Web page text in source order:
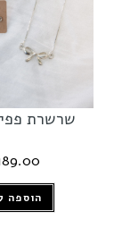
שרשרת
הוספה